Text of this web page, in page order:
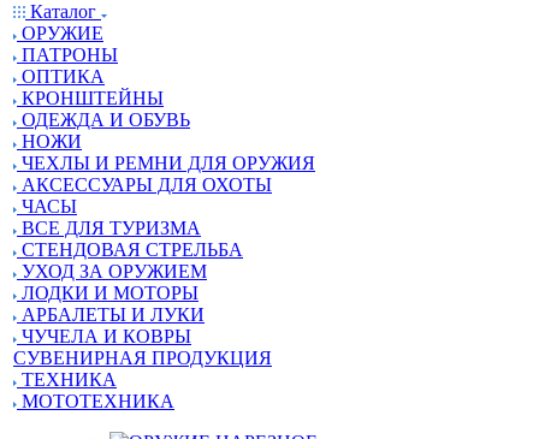
Каталог
ОРУЖИЕ
ПАТРОНЫ
ОПТИКА
КРОНШТЕЙНЫ
ОДЕЖДА И ОБУВЬ
НОЖИ
ЧЕХЛЫ И РЕМНИ ДЛЯ ОРУЖИЯ
АКСЕССУАРЫ ДЛЯ ОХОТЫ
ЧАСЫ
ВСЕ ДЛЯ ТУРИЗМА
СТЕНДОВАЯ СТРЕЛЬБА
УХОД ЗА ОРУЖИЕМ
ЛОДКИ И МОТОРЫ
АРБАЛЕТЫ И ЛУКИ
ЧУЧЕЛА И КОВРЫ
СУВЕНИРНАЯ ПРОДУКЦИЯ
ТЕХНИКА
МОТОТЕХНИКА